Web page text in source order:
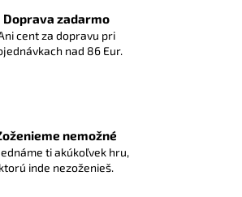
Doprava zadarmo
cent za dopravu pri
nad 86 Eur.
nemožné
ti akúkoľvek hru,
ktorú inde nezoženieš.